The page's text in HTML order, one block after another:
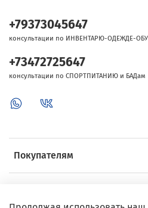
Покупателям
+79373045647
консультации по ИНВЕНТАРЮ-ОДЕЖДЕ-
+73472725647
консультации по СПОРТПИТАНИЮ и БАДам